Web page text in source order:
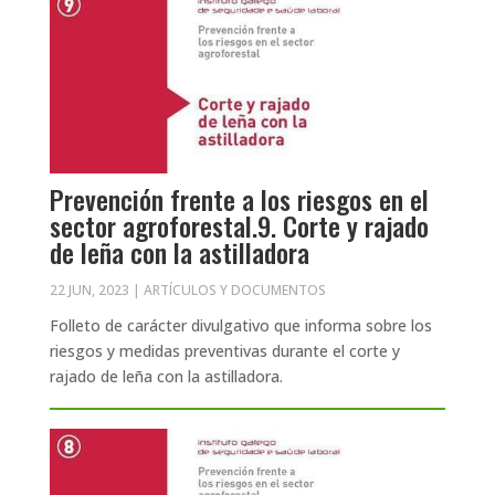
Prevención frente a los riesgos en el
sector agroforestal.9. Corte y rajado
de leña con la astilladora
22 JUN, 2023 | ARTÍCULOS Y DOCUMENTOS
Folleto de carácter divulgativo que informa sobre los
riesgos y medidas preventivas durante el corte y
rajado de leña con la astilladora.